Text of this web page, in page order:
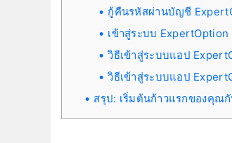
กู้คืนรหัสผ่านบัญชี
เข้าสู่ระบบ
วิธีเข้าสู่ระบบแอป
วิธีเข้าสู่ระบบแอป
สรุป: เริ่มต้นก้าวแรกของคุณ